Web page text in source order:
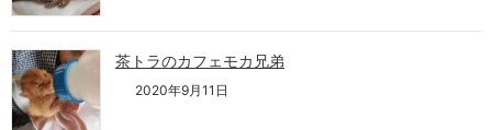
茶トラのカフェモカ兄弟
2020年9月11日